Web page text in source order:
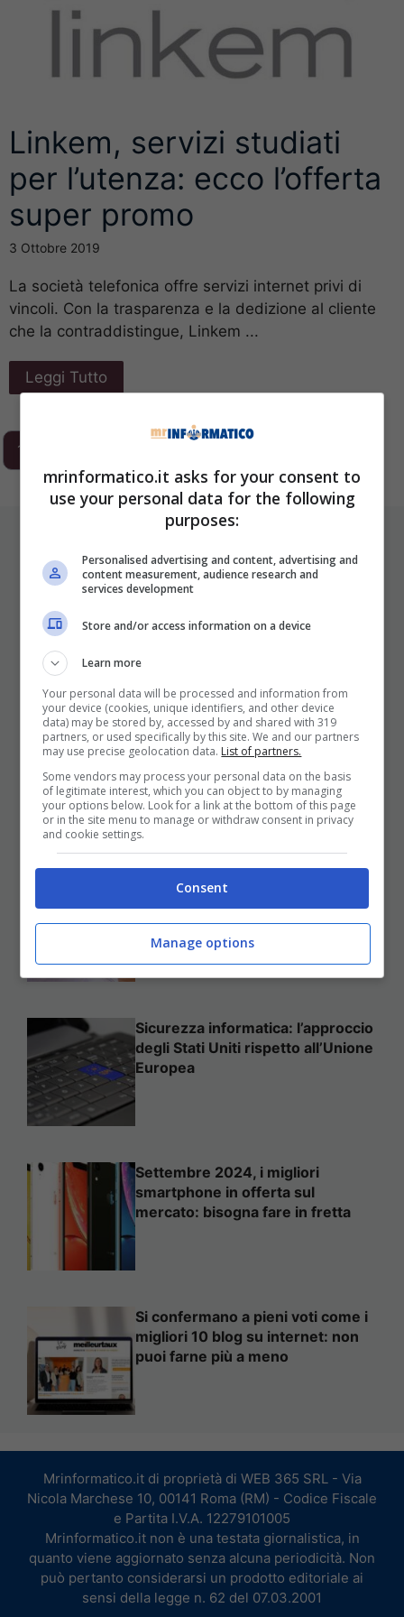
Linkem, servizi studiati
per l’utenza: ecco l’offerta
super promo
3 Ottobre 2019
La società telefonica offre servizi internet privi di
vincoli. Con la trasparenza e la dedizione al cliente
che la contraddistingue, Linkem ...
Leggi Tutto
1
I Pro E I Contro Di Una Nuova Moda
Che Punta A Cambiare Il Tabacco
Per Sempre
25 Novembre 2025
Come mettere in sicurezza il
Sicurezza informatica: l’approccio
degli Stati Uniti rispetto all’Unione
Europea
Settembre 2024, i migliori
smartphone in offerta sul
mercato: bisogna fare in fretta
Si confermano a pieni voti come i
migliori 10 blog su internet: non
puoi farne più a meno
Mrinformatico.it di proprietà di WEB 365 SRL - Via
Nicola Marchese 10, 00141 Roma (RM) - Codice Fiscale
e Partita I.V.A. 12279101005
Mrinformatico.it non è una testata giornalistica, in
quanto viene aggiornato senza alcuna periodicità. Non
può pertanto considerarsi un prodotto editoriale ai
sensi della legge n. 62 del 07.03.2001
mrinformatico.it asks for your consent to
use your personal data for the following
purposes:
Personalised advertising and content, advertising and
content measurement, audience research and
services development
Store and/or access information on a device
Learn more
Your personal data will be processed and information from
your device (cookies, unique identifiers, and other device
data) may be stored by, accessed by and shared with 319
partners, or used specifically by this site. We and our partners
may use precise geolocation data. List of partners.
Some vendors may process your personal data on the basis
of legitimate interest, which you can object to by managing
your options below. Look for a link at the bottom of this page
or in the site menu to manage or withdraw consent in privacy
and cookie settings.
Consent
Manage options